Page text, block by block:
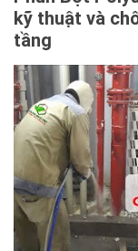
kỹ thuật và
tầng
Phun Foam
ưu về ngăn
Polyurethane
hở nhỏ giữa
thuật, giữa
bảo độ kín